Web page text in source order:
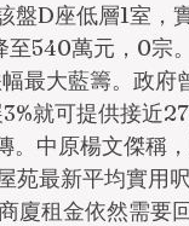
盤D座低層1室
540萬元，0宗
最大藍籌。政
就可提供接近
。中原楊文傑稱
苑最新平均實用
廈租金依然需要